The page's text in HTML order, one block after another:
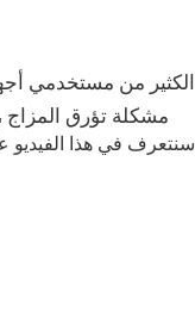
الكثير من مستخدمي
مشكلة تؤرق المزاج
سنتعرف في هذا